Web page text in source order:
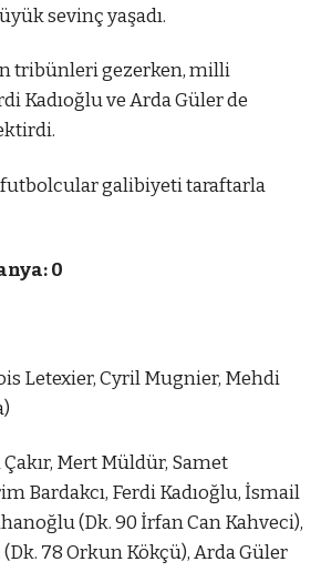
sevinç yaşadı.
tribünleri gezerken, milli
Kadıoğlu ve Arda Güler de
galibiyeti taraftarla
0
Letexier, Cyril Mugnier, Mehdi
Mert Müldür, Samet
Bardakcı, Ferdi Kadıoğlu, İsmail
(Dk. 90 İrfan Can Kahveci),
(Dk. 78 Orkun Kökçü), Arda Güler